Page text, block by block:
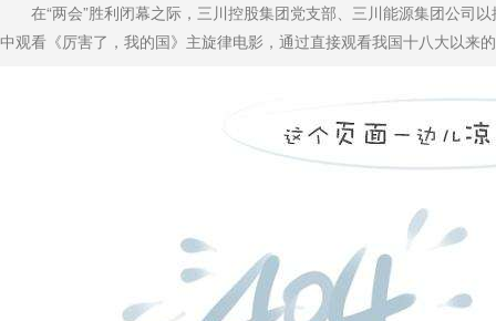
在“两会”胜利闭幕之际，三川控股集团党支部、三川能源集团公司
中观看《厉害了，我的国》主旋律电影，通过直接观看我国十八大以来